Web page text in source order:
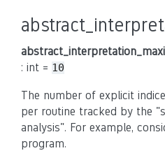
: int = 10
The number of explicit
per routine tracked by the
analysis". For example,
program.